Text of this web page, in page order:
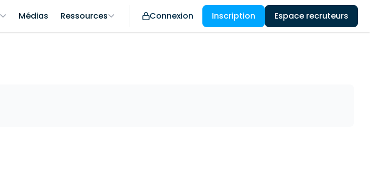
Médias Ressources Connexion Inscription Espace recruteurs